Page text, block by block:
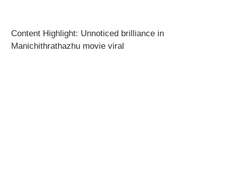
Content Highlight: Unnoticed brilliance in
Manichithrathazhu movie viral